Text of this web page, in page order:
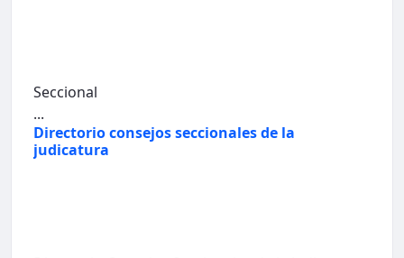
Seccional
...
Directorio consejos seccionales de la
judicatura